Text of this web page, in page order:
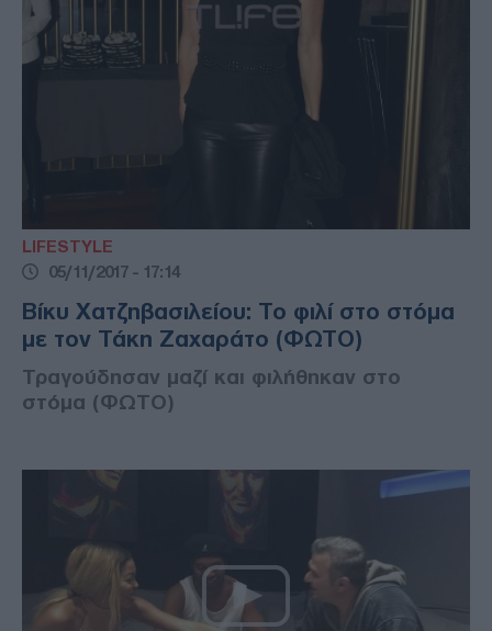
LIFESTYLE
05/11/2017 - 17:14
Βίκυ Χατζηβασιλείου: Το φιλί στο στόμα
με τον Τάκη Ζαχαράτο (ΦΩΤΟ)
Τραγούδησαν μαζί και φιλήθηκαν στο
στόμα (ΦΩΤΟ)